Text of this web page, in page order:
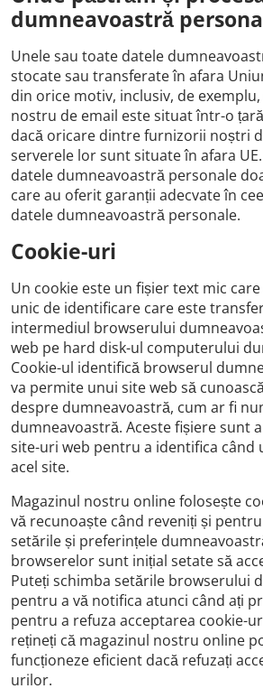
dumneavoastră
Unele sau toate datele
stocate sau transferate în afara
din orice motiv, inclusiv, de
nostru de email este situat într-o
dacă oricare dintre furnizorii noștri
serverele lor sunt situate în afara
datele dumneavoastră personale
care au oferit garanții adecvate în
datele dumneavoastră personale.
Cookie-uri
Un cookie este un fișier text mic
unic de identificare care este
intermediul browserului
web pe hard disk-ul computerului
Cookie-ul identifică browserul
va permite unui site web să
despre dumneavoastră, cum ar fi
dumneavoastră. Aceste fișiere sunt
site-uri web pentru a identifica când
acel site.
Magazinul nostru online folosește
vă recunoaște când reveniți și
setările și preferințele
browserelor sunt inițial setate să
Puteți schimba setările browserului
pentru a vă notifica atunci când ați
pentru a refuza acceptarea cookie-
rețineți că magazinul nostru online
funcționeze eficient dacă refuzați
urilor.